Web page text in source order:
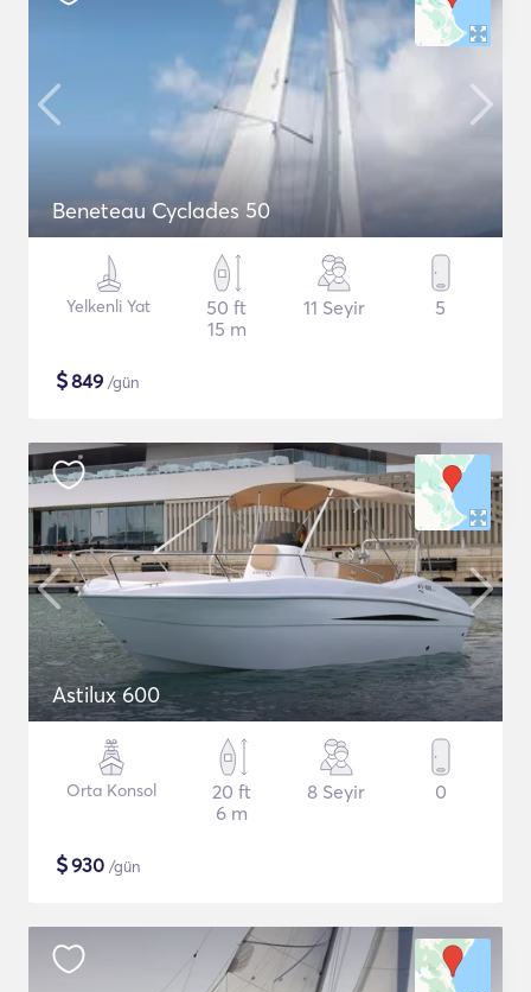
Beneteau Cyclades 50
Yelkenli Yat
50 ft
15 m
11 Seyir 5
$849 /gün
Astilux 600
Orta Konsol
20 ft
6 m
8 Seyir 0
$930 /gün